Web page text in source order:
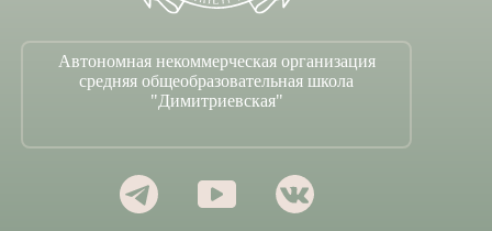
Автономная некоммерческая организация
средняя общеобразовательная школа
"Димитриевская"